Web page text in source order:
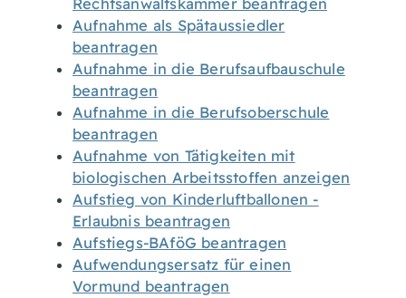
Rechtsanwaltskammer beantragen
Aufnahme als Spätaussiedler
beantragen
Aufnahme in die Berufsaufbauschule
beantragen
Aufnahme in die Berufsoberschule
beantragen
Aufnahme von Tätigkeiten mit
biologischen Arbeitsstoffen anzeigen
Aufstieg von Kinderluftballonen -
Erlaubnis beantragen
Aufstiegs-BAföG beantragen
Aufwendungsersatz für einen
Vormund beantragen